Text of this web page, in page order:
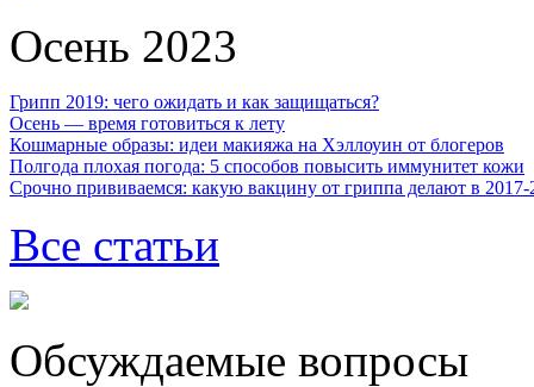
Осень 2023
Грипп 2019: чего ожидать и как защищаться?
Осень — время готовиться к лету
Кошмарные образы: идеи макияжа на Хэллоуин от блогеров
Полгода плохая погода: 5 способов повысить иммунитет кожи
Срочно прививаемся: какую вакцину от гриппа делают в 2017-
Все статьи
Обсуждаемые вопросы